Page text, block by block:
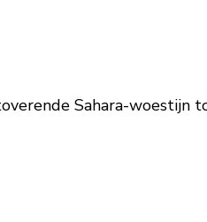
Sahara-woestijn